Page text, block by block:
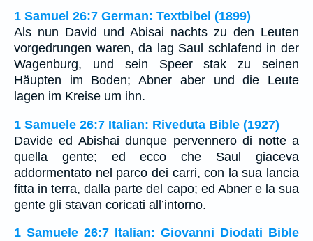
1 Samuel 26:7 German: Textbibel (1899)
Als nun David und Abisai nachts zu den Leuten
vorgedrungen waren, da lag Saul schlafend in der
Wagenburg, und sein Speer stak zu seinen
Häupten im Boden; Abner aber und die Leute
lagen im Kreise um ihn.
1 Samuele 26:7 Italian: Riveduta Bible (1927)
Davide ed Abishai dunque pervennero di notte a
quella gente; ed ecco che Saul giaceva
addormentato nel parco dei carri, con la sua lancia
fitta in terra, dalla parte del capo; ed Abner e la sua
gente gli stavan coricati all’intorno.
1 Samuele 26:7 Italian: Giovanni Diodati Bible